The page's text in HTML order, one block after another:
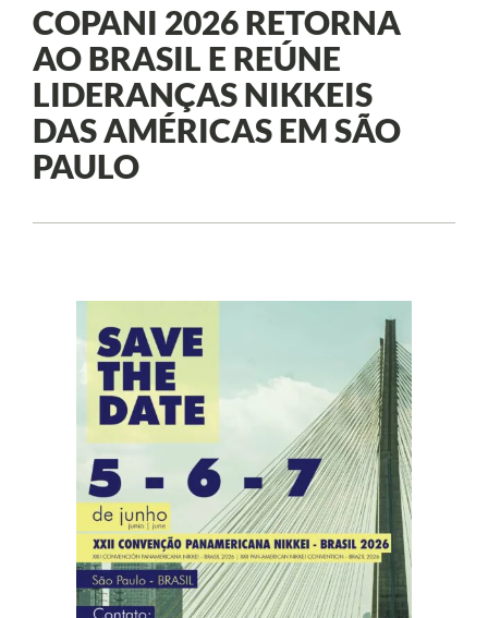
COPANI 2026 RETORNA
AO BRASIL E REÚNE
LIDERANÇAS NIKKEIS
DAS AMÉRICAS EM SÃO
PAULO